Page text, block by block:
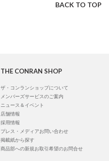
BACK TO TOP
THE CONRAN SHOP
ザ・コンランショップについて
メンバーズサービスのご案内
ニュース＆イベント
店舗情報
採用情報
プレス・メディアお問い合わせ
掲載紙から探す
商品部への新規お取引希望のお問合せ